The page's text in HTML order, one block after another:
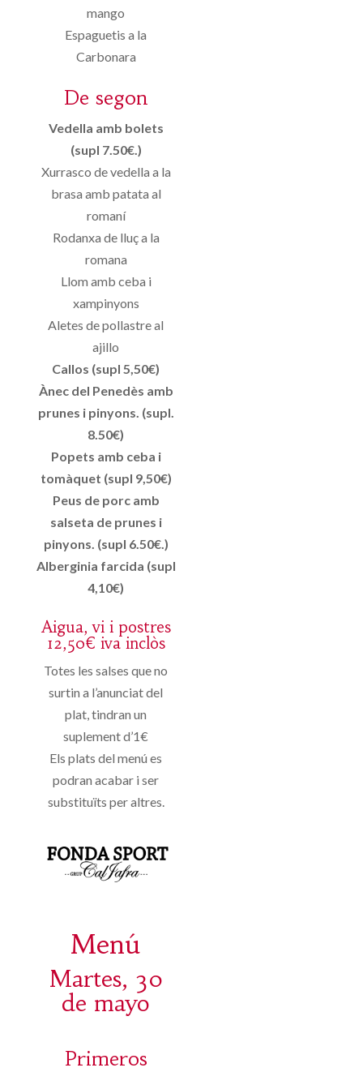
mango
Espaguetis a la
Carbonara
De segon
Vedella amb bolets
(supl 7.50€.)
Xurrasco de vedella a la
brasa amb patata al
romaní
Rodanxa de lluç a la
romana
Llom amb ceba i
xampinyons
Aletes de pollastre al
ajillo
Callos (supl 5,50€)
Ànec del Penedès amb
prunes i pinyons. (supl.
8.50€)
Popets amb ceba i
tomàquet (supl 9,50€)
Peus de porc amb
salseta de prunes i
pinyons. (supl 6.50€.)
Alberginia farcida (supl
4,10€)
Aigua, vi i postres
12,50€ iva inclòs
Totes les salses que no
surtin a l’anunciat del
plat, tindran un
suplement d’1€
Els plats del menú es
podran acabar i ser
substituïts per altres.
Menú
Martes, 30
de mayo
Primeros